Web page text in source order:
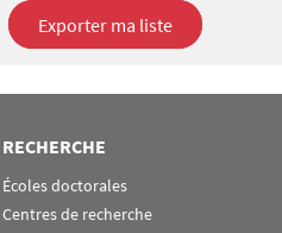
Exporter ma liste
RECHERCHE
Écoles doctorales
Centres de recherche